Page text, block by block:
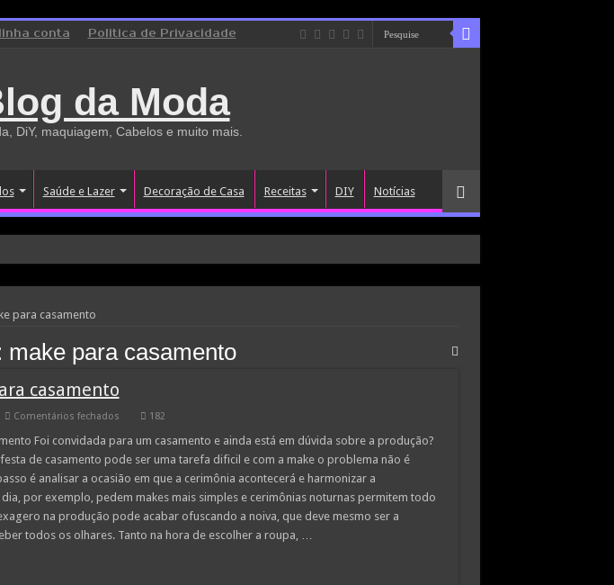
conta Politica de Privacidade
da Moda
DiY, maquiagem, Cabelos e muito mais.
Saúde e Lazer Decoração de Casa Receitas DIY Notícias
para casamento
make para casamento
casamento
Comentários fechadosem
para
182
Foi convidada para um casamento e ainda está em dúvida sobre a produção?
de casamento pode ser uma tarefa dificil e com a make o problema não é
é analisar a ocasião em que a cerimônia acontecerá e harmonizar a
por exemplo, pedem makes mais simples e cerimônias noturnas permitem todo
na produção pode acabar ofuscando a noiva, que deve mesmo ser a
todos os olhares. Tanto na hora de escolher a roupa, …